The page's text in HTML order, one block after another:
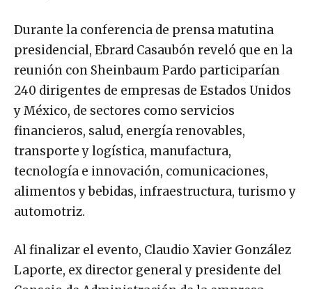
Durante la conferencia de prensa matutina
presidencial, Ebrard Casaubón reveló que en la
reunión con Sheinbaum Pardo participarían
240 dirigentes de empresas de Estados Unidos
y México, de sectores como servicios
financieros, salud, energía renovables,
transporte y logística, manufactura,
tecnología e innovación, comunicaciones,
alimentos y bebidas, infraestructura, turismo y
automotriz.
Al finalizar el evento, Claudio Xavier González
Laporte, ex director general y presidente del